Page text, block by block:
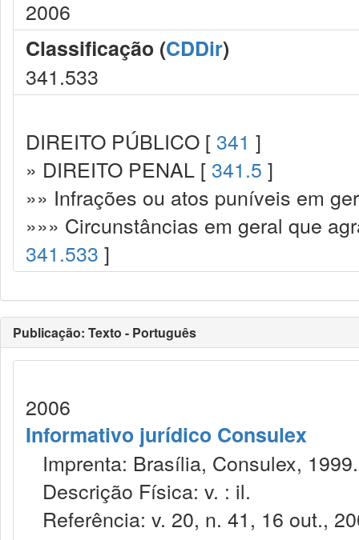
2006
Classificação (CDDir)
341.533
DIREITO PÚBLICO [ 341 ]
» DIREITO PENAL [ 341.5 ]
»» Infrações ou atos puníveis em
»»» Circunstâncias em geral que
341.533 ]
Publicação: Texto - Português
2006
Informativo jurídico Consulex
Imprenta: Brasília, Consulex, 1999.
Descrição Física: v. : il.
Referência: v. 20, n. 41, 16 out.,